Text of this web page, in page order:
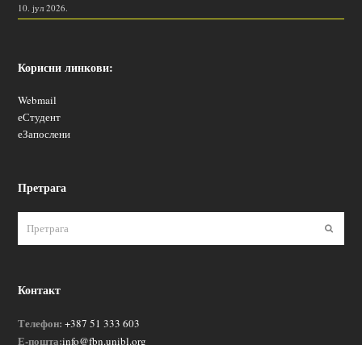
10. јул 2026.
Корисни линкови:
Webmail
еСтудент
еЗапослени
Претрага
Контакт
Телефон: +387 51 333 603
Е-пошта:info@fbn.unibl.org